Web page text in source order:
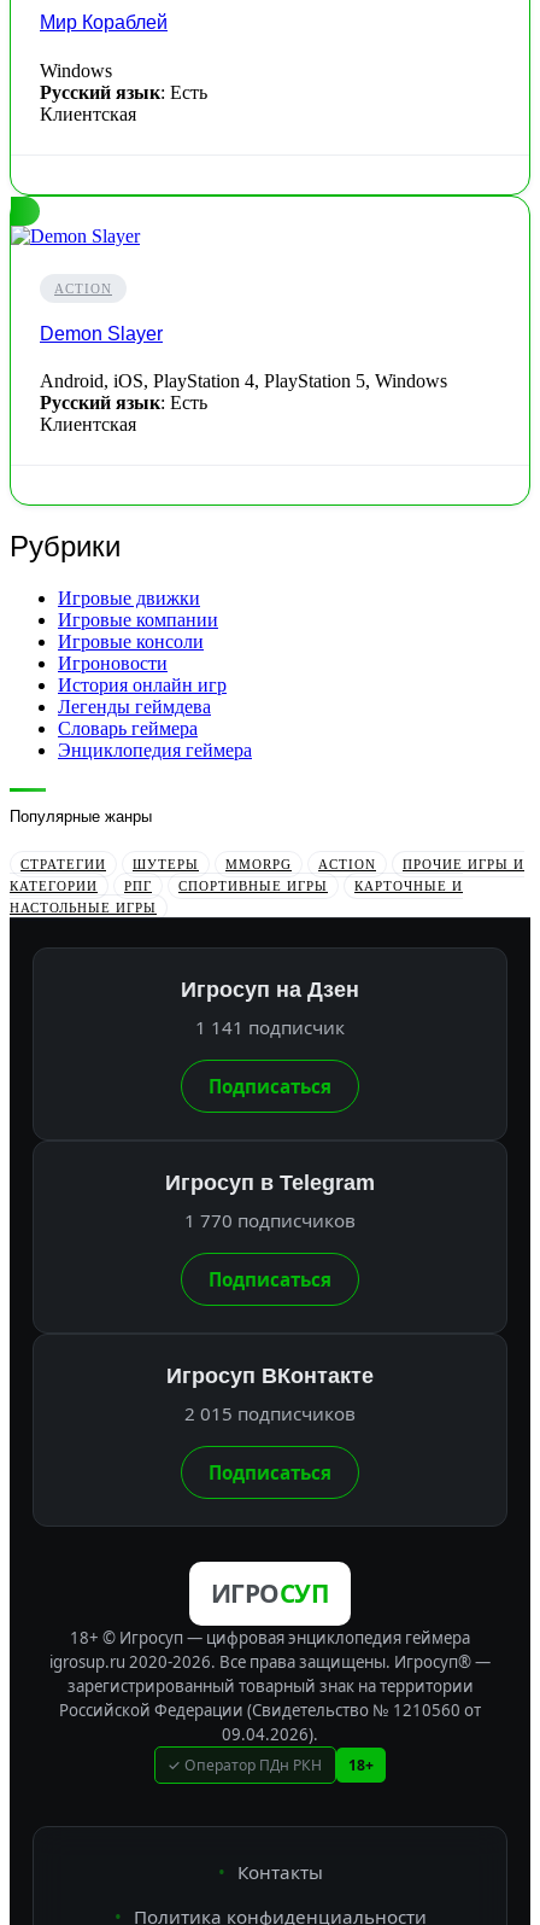
Мир Кораблей
Windows
Русский язык: Есть
Клиентская
ACTION
Demon Slayer
Android, iOS, PlayStation 4, PlayStation 5, Windows
Русский язык: Есть
Клиентская
Рубрики
Игровые движки
Игровые компании
Игровые консоли
Игроновости
История онлайн игр
Легенды геймдева
Словарь геймера
Энциклопедия геймера
Популярные жанры
СТРАТЕГИИ ШУТЕРЫ MMORPG ACTION
ПРОЧИЕ ИГРЫ И
КАТЕГОРИИ
РПГ СПОРТИВНЫЕ ИГРЫ
КАРТОЧНЫЕ И
НАСТОЛЬНЫЕ ИГРЫ
Игросуп на Дзен
1 141 подписчик
Подписаться
Игросуп в Telegram
1 770 подписчиков
Подписаться
Игросуп ВКонтакте
2 015 подписчиков
Подписаться
ИГРОСУП
18+ © Игросуп — цифровая энциклопедия геймера
igrosup.ru 2020-2026. Все права защищены. Игросуп® —
зарегистрированный товарный знак на территории
Российской Федерации (Свидетельство № 1210560 от
09.04.2026).
✓ Оператор ПДн РКН 18+
Контакты
Политика конфиденциальности